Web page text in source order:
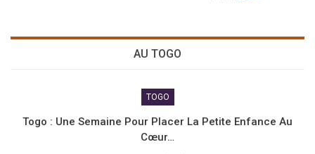
AU TOGO
TOGO
Togo : Une Semaine Pour Placer La Petite Enfance Au
Cœur…